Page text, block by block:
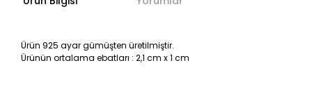
Ürün 925 ayar gümüşten üretilmiştir.
Ürünün ortalama ebatları : 2,1 cm x 1 cm